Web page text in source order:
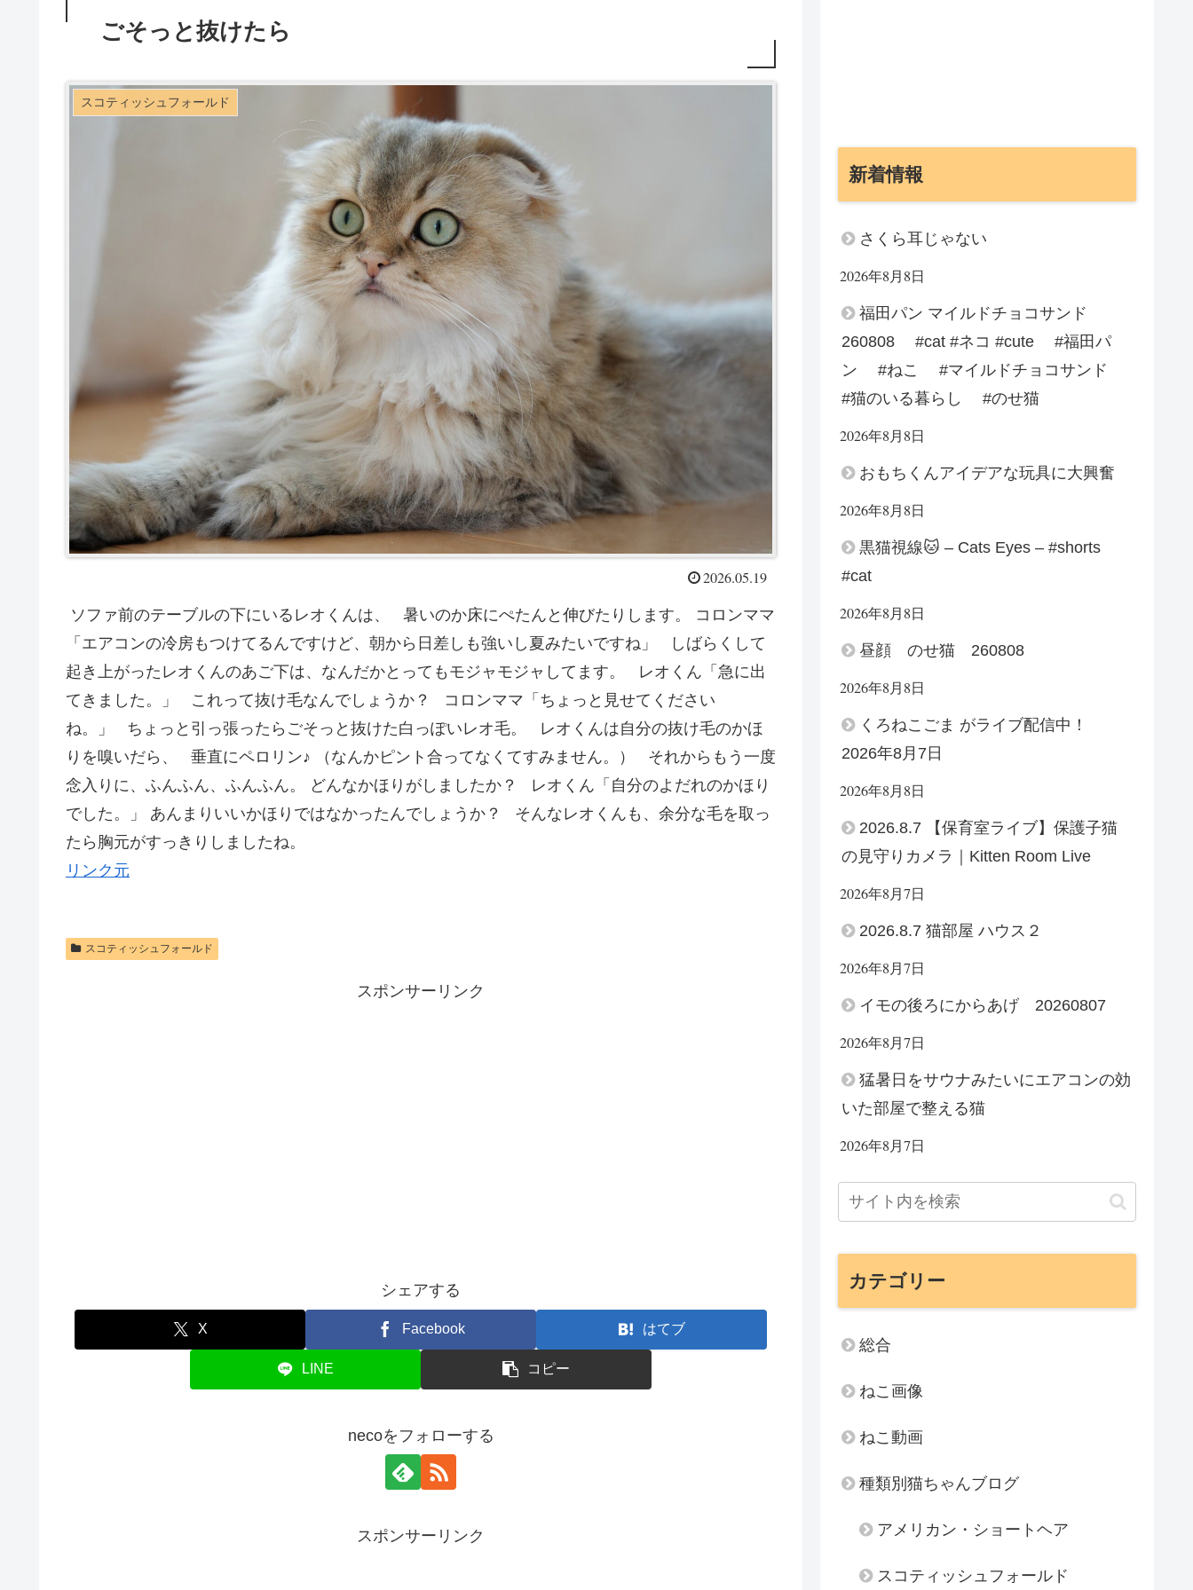
ごそっと抜けたら
スコティッシュフォールド
2026.05.19
ソファ前のテーブルの下にいるレオくんは、 暑いのか床にぺたんと伸びたりします。 コロンママ
「エアコンの冷房もつけてるんですけど、朝から日差しも強いし夏みたいですね」 しばらくして
起き上がったレオくんのあご下は、なんだかとってもモジャモジャしてます。 レオくん「急に出
てきました。」 これって抜け毛なんでしょうか？ コロンママ「ちょっと見せてください
ね。」 ちょっと引っ張ったらごそっと抜けた白っぽいレオ毛。 レオくんは自分の抜け毛のかほ
りを嗅いだら、 垂直にペロリン♪ （なんかピント合ってなくてすみません。） それからもう一度
念入りに、ふんふん、ふんふん。 どんなかほりがしましたか？ レオくん「自分のよだれのかほり
でした。」 あんまりいいかほりではなかったんでしょうか？ そんなレオくんも、余分な毛を取っ
たら胸元がすっきりしましたね。
リンク元
スコティッシュフォールド
スポンサーリンク
シェアする
X Facebook はてブ
LINE コピー
necoをフォローする
スポンサーリンク
新着情報
さくら耳じゃない
2026年8月8日
福田パン マイルドチョコサンド
260808 #cat #ネコ #cute #福田パ
ン #ねこ #マイルドチョコサンド
#猫のいる暮らし #のせ猫
2026年8月8日
おもちくんアイデアな玩具に大興奮
2026年8月8日
黒猫視線🐱 – Cats Eyes – #shorts
#cat
2026年8月8日
昼顔 のせ猫 260808
2026年8月8日
くろねこごま がライブ配信中！
2026年8月7日
2026年8月8日
2026.8.7 【保育室ライブ】保護子猫
の見守りカメラ｜Kitten Room Live
2026年8月7日
2026.8.7 猫部屋 ハウス２
2026年8月7日
イモの後ろにからあげ 20260807
2026年8月7日
猛暑日をサウナみたいにエアコンの効
いた部屋で整える猫
2026年8月7日
カテゴリー
総合
ねこ画像
ねこ動画
種類別猫ちゃんブログ
アメリカン・ショートヘア
スコティッシュフォールド